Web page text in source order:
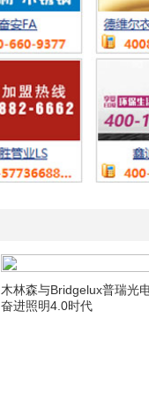
木林森与Bridgelux普瑞光
奋进照明4.0时代